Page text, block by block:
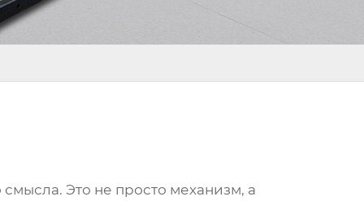
Это не просто механизм, а